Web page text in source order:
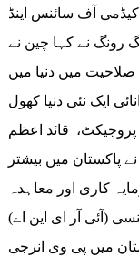
آف سائنس اینڈ
رونگ نے کہا چین نے
میں دنیا میں
ایک نئی دنیا کھول
پی وی پروجیکٹ، قائد اعظم
پاکستان میں بیشتر
کاری اور معاہدہ
(آئی آر ای این اے)
میں پی وی انرجی